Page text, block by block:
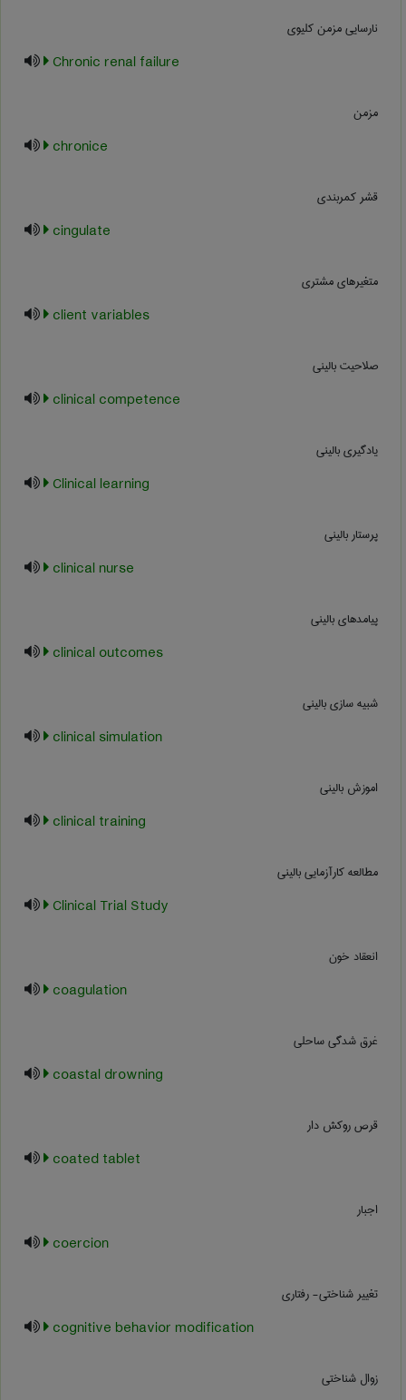
نارسایی مزمن کلیوی
Chronic renal failure
مزمن
chronice
قشر کمربندی
cingulate
متغيرهاي مشتري
client variables
صلاحیت بالینی
clinical competence
یادگیری بالینی
Clinical learning
پرستار بالینی
clinical nurse
پیامدهای بالینی
clinical outcomes
شبیه سازی بالینی
clinical simulation
اموزش بالینی
clinical training
مطالعه کارآزمایی بالینی
Clinical Trial Study
انعقاد خون
coagulation
غرق شدگی ساحلی
coastal drowning
قرص روکش دار
coated tablet
اجبار
coercion
تغییر شناختی- رفتاری
cognitive behavior modification
زوال شناختي